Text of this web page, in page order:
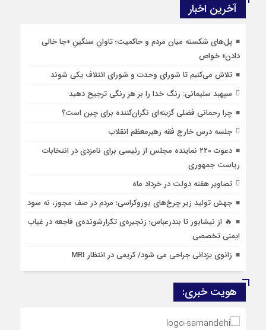
آخرین اخبار
پل‌های شکسته میان مردم و حاکمیت؛ تاوانِ سنگینِ «جا خالی
دادن» خواص
تلاش می‌کنیم تا شورای وحدت و شورای ائتلاف یکی شوند
سپهبد سلیمانی: رنگ خدا را بر هر رنگی ترجیح دهید
چرا رحمانی فضلی گزینه‌ای نگران‌کننده برای چین است؟
جلسه درس خارج فقه رهبرمعظم انقلاب
دعوت ۲۲۰ نماینده مجلس از رئیسی برای نامزدی در انتخابات
ریاست جمهوری
تصاویر هفته دولت در خرداد ماه
جهش تولید زیر چرخ‌های بوروکراسی؛ مردم در صف مجوز، نه سود
🔥 از نیشابور تا بندرعباس؛ زنجیره‌ی تکرارشونده‌ی فاجعه در غیاب
ایمنی تخصصی
زانوی یزدانی جراحی می شود/ کریمی در انتظار MRI
هویت خبری: